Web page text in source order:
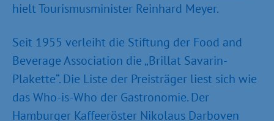
hielt Tourismusminister Reinhard Meyer.
Seit 1955 verleiht die Stiftung der Food and
Beverage Association die „Brillat Savarin-
Plakette“. Die Liste der Preisträger liest sich wie
das Who-is-Who der Gastronomie. Der
Hamburger Kaffeeröster Nikolaus Darboven